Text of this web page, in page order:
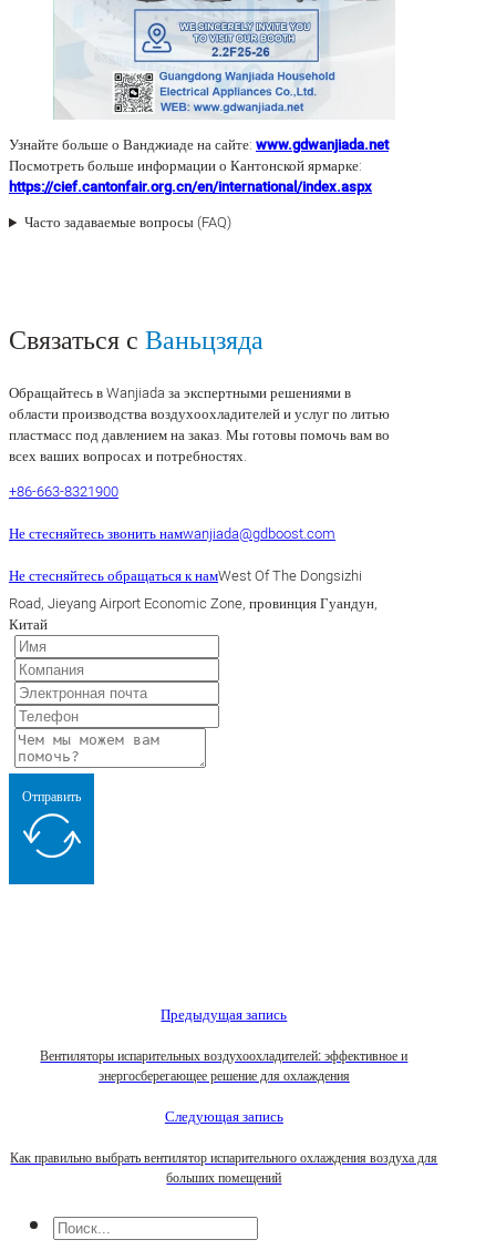
Узнайте больше о Ванджиаде на сайте: www.gdwanjiada.net
Посмотреть больше информации о Кантонской ярмарке:
https://cief.cantonfair.org.cn/en/international/index.aspx
Часто задаваемые вопросы (FAQ)
Связаться с Ваньцзяда
Обращайтесь в Wanjiada за экспертными решениями в
области производства воздухоохладителей и услуг по литью
пластмасс под давлением на заказ. Мы готовы помочь вам во
всех ваших вопросах и потребностях.
+86-663-8321900
Не стесняйтесь звонить намwanjiada@gdboost.com
Не стесняйтесь обращаться к намWest Of The Dongsizhi
Road, Jieyang Airport Economic Zone, провинция Гуандун,
Китай
Отправить
Предыдущая запись
Вентиляторы испарительных воздухоохладителей: эффективное и
энергосберегающее решение для охлаждения
Следующая запись
Как правильно выбрать вентилятор испарительного охлаждения воздуха для
больших помещений
Поиск